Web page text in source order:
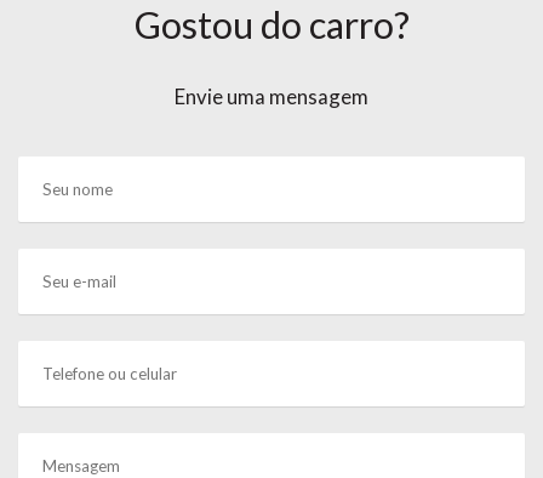
Gostou do carro?
Envie uma mensagem